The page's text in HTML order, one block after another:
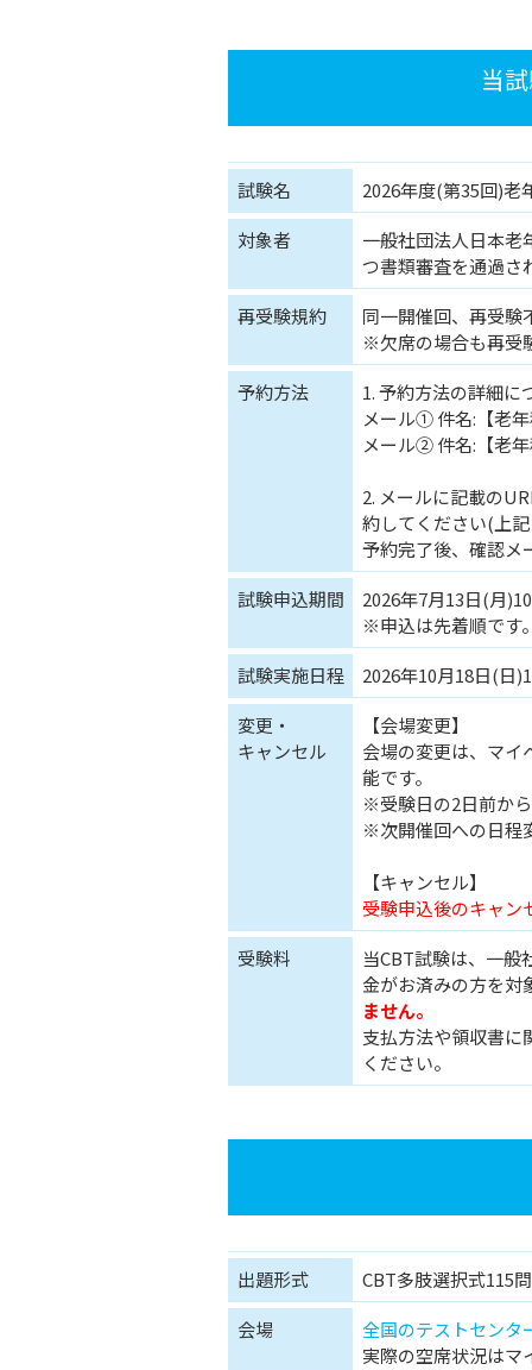
当
試験名
2026年度(第35回)老
対象者
一般社団法人日本老
つ書類審査を通過さ
再受験規約
同一開催回、再受験
※欠席の場合も再受
予約方法
1. 予約方法の詳細に
メール① 件名:【老
メール② 件名:【老
2. メールに記載の
約してください(上
予約完了後、確認メ
試験申込期間
2026年7月13日(月
※申込は先着順です
試験実施日程
2026年10月18日(日
変更・
キャンセル
【会場変更】
会場の変更は、マイ
能です。
※受験日の2日前か
※次開催回への日程
【キャンセル】
受験申込後のキャン
受験料
当CBT試験は、一般
金がお済みの方を対
ません。
支払方法や領収書に
ください。
出題形式
CBT多肢選択式115
会場
全国のテストセンタ
実際の空席状況はマ